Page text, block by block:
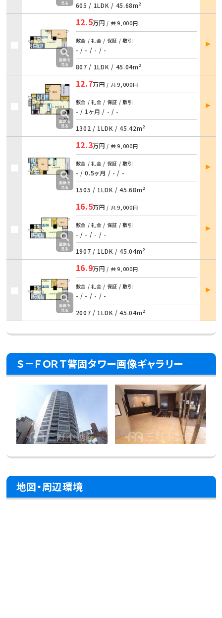
605 / 1LDK / 45.68m²
12.5万円 / 共9,000円
敷金 / 礼金 / 保証 / 敷引
- / - / - / -
807 / 1LDK / 45.04m²
部屋
詳細
12.7万円 / 共9,000円
敷金 / 礼金 / 保証 / 敷引
- / 1ヶ月 / - / -
1302 / 1LDK /45.42m²
部屋
詳細
12.3万円 / 共9,000円
敷金 / 礼金 / 保証 / 敷引
- / 0.5ヶ月 / - / -
1505 / 1LDK /45.68m²
部屋
詳細
16.5万円 / 共9,000円
敷金 / 礼金 / 保証 / 敷引
- / - / - / -
1907 / 1LDK /45.04m²
部屋
詳細
16.9万円 / 共9,000円
敷金 / 礼金 / 保証 / 敷引
- / - / - / -
2007 / 1LDK /45.04m²
部屋
詳細
Ｓ－ＦＯＲＴ警固タワー画像ギャラリー
地図・周辺環境